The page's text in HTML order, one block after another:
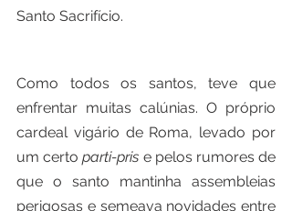
Santo Sacrifício.
Como todos os santos, teve que
enfrentar muitas calúnias. O próprio
cardeal vigário de Roma, levado por
um certo parti-pris e pelos rumores de
que o santo mantinha assembleias
perigosas e semeava novidades entre